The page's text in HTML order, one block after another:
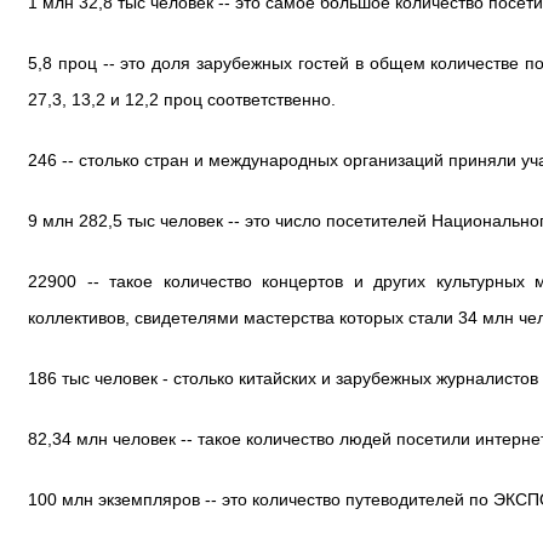
5,8 проц -- это доля зарубежных гостей в общем количестве
27,3, 13,2 и 12,2 проц соответственно.
246 -- столько стран и международных организаций приняли
9 млн 282,5 тыс человек -- это число посетителей
22900 -- такое количество концертов и других
коллективов, свидетелями мастерства которых стали 34 млн
186 тыс человек - столько китайских и зарубежных
82,34 млн человек -- такое количество людей посетили
100 млн экземпляров -- это количество путеводителей по